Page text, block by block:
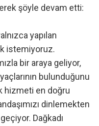
şöyle devam etti:
yapılan
istemiyoruz.
bir araya geliyor,
bulunduğunu
hizmeti en doğru
dinlemekten
Dağkadı